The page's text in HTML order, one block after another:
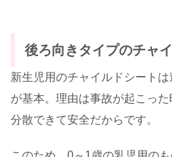
後ろ向きタイプのチャ
新生児用のチャイルドシート
が基本。理由は事故が起こっ
分散できて安全だからです。